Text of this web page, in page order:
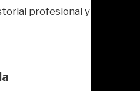
profesional y